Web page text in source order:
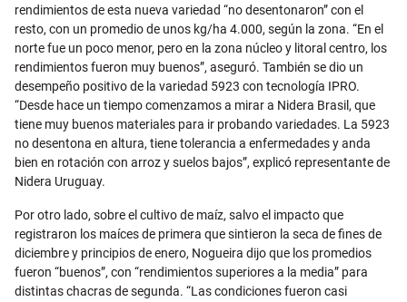
rendimientos de esta nueva variedad “no desentonaron” con el
resto, con un promedio de unos kg/ha 4.000, según la zona. “En el
norte fue un poco menor, pero en la zona núcleo y litoral centro, los
rendimientos fueron muy buenos”, aseguró. También se dio un
desempeño positivo de la variedad 5923 con tecnología IPRO.
“Desde hace un tiempo comenzamos a mirar a Nidera Brasil, que
tiene muy buenos materiales para ir probando variedades. La 5923
no desentona en altura, tiene tolerancia a enfermedades y anda
bien en rotación con arroz y suelos bajos”, explicó representante de
Nidera Uruguay.
Por otro lado, sobre el cultivo de maíz, salvo el impacto que
registraron los maíces de primera que sintieron la seca de fines de
diciembre y principios de enero, Nogueira dijo que los promedios
fueron “buenos”, con “rendimientos superiores a la media” para
distintas chacras de segunda. “Las condiciones fueron casi